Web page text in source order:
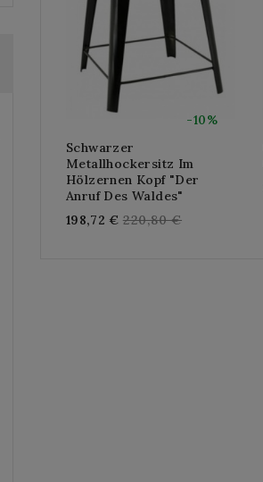
-10%
Schwarzer
Metallhockersitz Im
Hölzernen Kopf "Der
Anruf Des Waldes"
198,72 € Regular
220,80 €